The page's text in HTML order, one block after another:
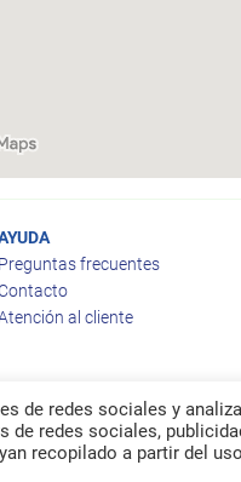
Preguntas frecuentes
Contacto
al cliente
de redes sociales y
de redes sociales,
recopilado a partir del